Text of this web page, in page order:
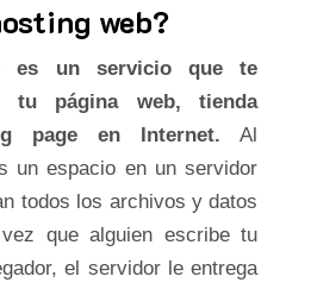
web?
es un servicio que te
tu página web, tienda
page en Internet. Al
un espacio en un servidor
todos los archivos y datos
que alguien escribe tu
el servidor le entrega